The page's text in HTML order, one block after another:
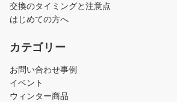
交換のタイミングと注意点
はじめての方へ
カテゴリー
お問い合わせ事例
イベント
ウィンター商品